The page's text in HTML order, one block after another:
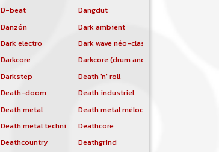
D-beat
Dangdut
Danzón
Dark ambient
Dark electro
Dark wave néo-classique
Darkcore
Darkcore (drum and bass)
Darkstep
Death 'n' roll
Death-doom
Death industriel
Death metal
Death metal mélodique
Death metal techniqueDeathcore
Deathcountry
Deathgrind